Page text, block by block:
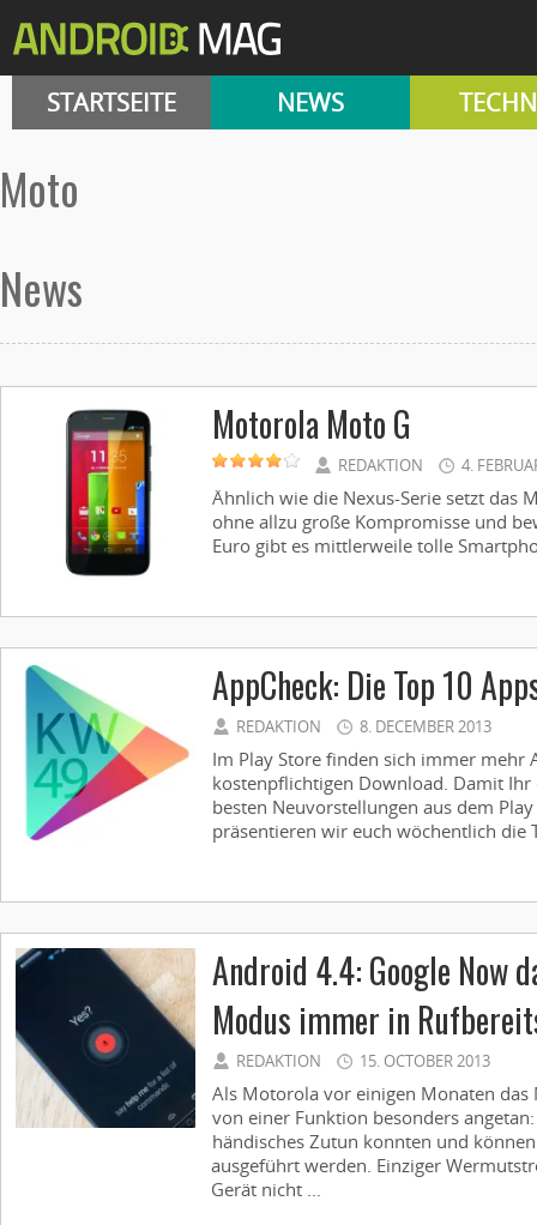
STARTSEITE NEWS
moto
News
Motorola Moto G
REDAKTION 4.
Ähnlich wie die Nexus-Serie setzt das
ohne allzu große Kompromisse und
Euro gibt es mittlerweile tolle
AppCheck: Die Top 10
REDAKTION 8. DECEMBER 2013
Im Play Store finden sich immer mehr
kostenpflichtigen Download. Damit
besten Neuvorstellungen aus dem
präsentieren wir euch wöchentlich die
Android 4.4: Google Now
Modus immer in
REDAKTION 15. OCTOBER 2013
Als Motorola vor einigen Monaten
von einer Funktion besonders
händisches Zutun konnten und
ausgeführt werden. Einziger
Gerät nicht ...